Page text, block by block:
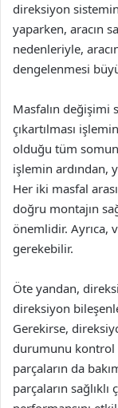
direksiyon
yaparken, aracın
nedenleriyle,
dengelenmesi
Masfalın değişimi
çıkartılması
olduğu tüm
işlemin ardından,
Her iki masfal
doğru montajın
önemlidir. Ayrıca,
gerekebilir.
Öte yandan,
direksiyon
Gerekirse,
durumunu kontrol
parçaların da
parçaların